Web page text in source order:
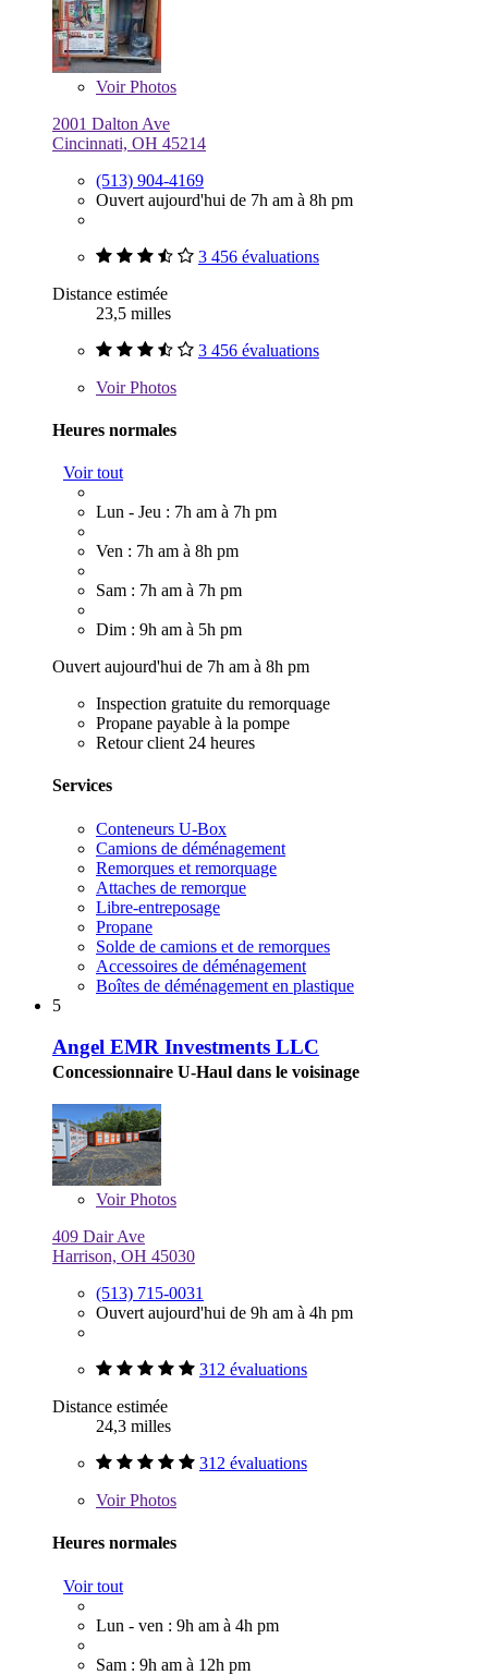
VoirPhotos
2001 Dalton Ave
Cincinnati, OH 45214
(513) 904-4169
Ouvert aujourd'hui de 7h am à 8h pm
3 456 évaluations
Distance estimée
23,5 milles
3 456 évaluations
VoirPhotos
Heures normales
Voir tout
Lun - Jeu : 7h am à 7h pm
Ven : 7h am à 8h pm
Sam : 7h am à 7h pm
Dim : 9h am à 5h pm
Ouvert aujourd'hui de 7h am à 8h pm
Inspection gratuite du remorquage
Propane payable à la pompe
Retour client 24 heures
Services
Conteneurs U-Box
Camions de déménagement
Remorques et remorquage
Attaches de remorque
Libre-entreposage
Propane
Solde de camions et de remorques
Accessoires de déménagement
Boîtes de déménagement en plastique
5
Angel EMR Investments LLC
Concessionnaire U-Haul dans le voisinage
VoirPhotos
409 Dair Ave
Harrison, OH 45030
(513) 715-0031
Ouvert aujourd'hui de 9h am à 4h pm
312 évaluations
Distance estimée
24,3 milles
312 évaluations
VoirPhotos
Heures normales
Voir tout
Lun - ven : 9h am à 4h pm
Sam : 9h am à 12h pm